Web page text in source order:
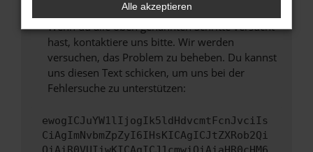
Wende dich an den Webseitenbetreiber.
Wenn du alle oben genannten Schritte versucht
hast, kontaktiere uns bitte. Wir werden
versuchen, das Problem zu beheben. Du kannst
uns diesen Text schicken, um uns bei der
Fehlersuche zu unterstützen:
ewogICJuYW1lIjogIk5ldHdvcmtFcnJvciIs
CiAgImNvbmZpZyI6IHsKICAgICJtZXRob2Qi
Alle akzeptieren